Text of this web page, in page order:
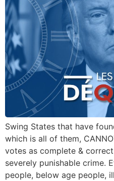
Swing States that have
which is all of them,
votes as complete &
severely punishable crime.
people, below age people,